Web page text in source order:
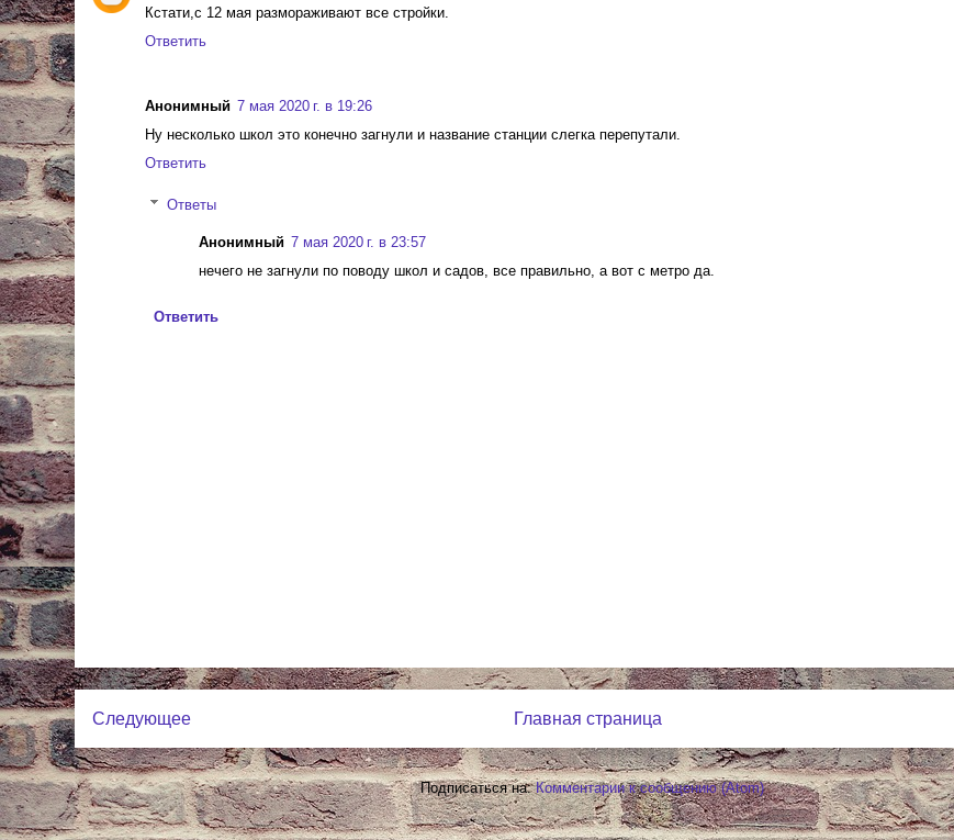
Кстати,с 12 мая размораживают все стройки.
Ответить
Анонимный 7 мая 2020 г. в 19:26
Ну несколько школ это конечно загнули и название станции слегка перепутали.
Ответить
Ответы
Анонимный 7 мая 2020 г. в 23:57
нечего не загнули по поводу школ и садов, все правильно, а вот с метро да.
Ответить
Следующее Главная страница
Подписаться на:Комментарии к сообщению (Atom)